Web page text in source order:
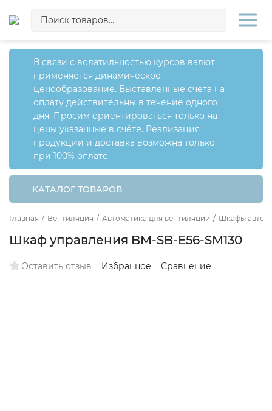
В связи с волатильностью курсов валют
применяется динамическое
ценообразование. Выставленные счета на
оплату действительны в течение одного
дня. Просим ориентироваться только на
цены указанные в счёте. Реализация
продукции и доставка возможна только
при 100% оплате.
КАТАЛОГ ТОВАРОВ
Главная / Вентиляция / Автоматика для вентиляции / Шкафы
Шкаф управления BM-SB-E56-SM130
Оставить отзыв Избранное Сравнение